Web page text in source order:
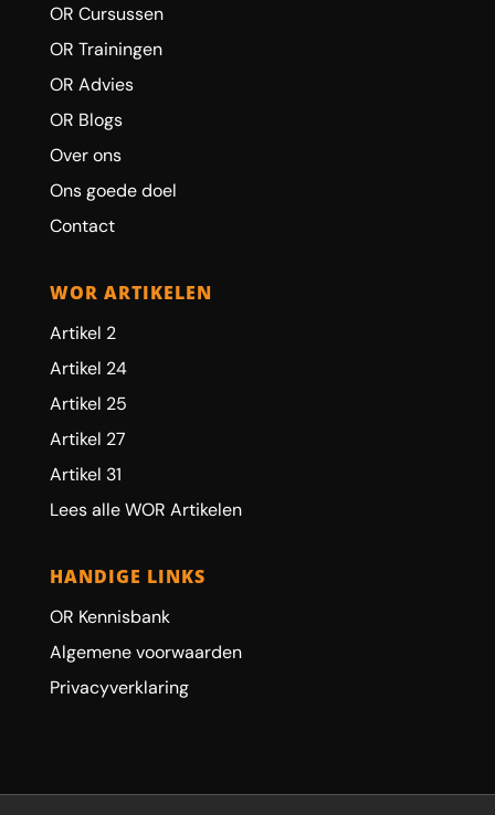
OR Cursussen
OR Trainingen
OR Advies
OR Blogs
Over ons
Ons goede doel
Contact
WOR ARTIKELEN
Artikel 2
Artikel 24
Artikel 25
Artikel 27
Artikel 31
Lees alle WOR Artikelen
HANDIGE LINKS
OR Kennisbank
Algemene voorwaarden
Privacyverklaring